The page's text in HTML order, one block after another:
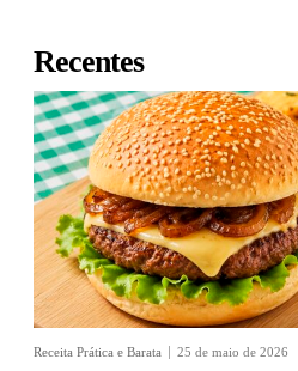
Recentes
Receita Prática e Barata 25 de maio de 2026